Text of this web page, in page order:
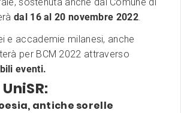
dal 16 al 20 novembre 2022.
e accademie milanesi, anche
per BCM 2022 attraverso
eventi.
antiche sorelle